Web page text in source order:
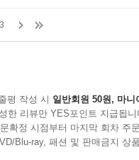
3
평 작성 시 일반회원 50원, 마니
한 리뷰만 YES포인트 지급됩니
확정 시점부터 마지막 회차 주
Blu-ray, 패션 및 판매금지 상